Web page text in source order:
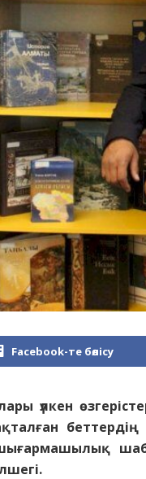
Facebook-те бөлісу
үлкен
беттердің